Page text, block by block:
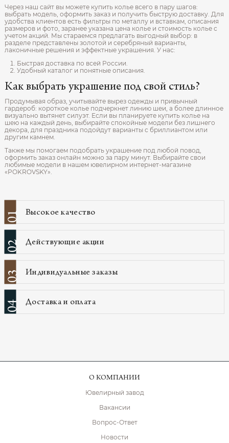
Через наш сайт вы можете купить колье всего в пару шагов:
выбрать модель, оформить заказ и получить быструю доставку. Для
удобства клиентов есть фильтры по металлу и вставкам, описания
размеров и фото, заранее указана цена колье и стоимость колье с
учетом акций. Мы стараемся предлагать выгодный выбор: в
разделе представлены золотой и серебряный варианты,
лаконичные решения и эффектные украшения. У нас:
Быстрая доставка по всей России.
Удобный каталог и понятные описания.
Как выбрать украшение под свой стиль?
Продумывая образ, учитывайте вырез одежды и привычный
гардероб: короткое колье подчеркнет линию шеи, а более длинное
визуально вытянет силуэт. Если вы планируете купить колье на
шею на каждый день, выбирайте спокойные модели без лишнего
декора, для праздника подойдут варианты с бриллиантом или
другим камнем.
Также мы помогаем подобрать украшение под любой повод,
оформить заказ онлайн можно за пару минут. Выбирайте свои
любимые модели в нашем ювелирном интернет‑магазине
«POKROVSKY».
01 Высокое качество
02 Действующие акции
03 Индивидуальные заказы
04 Доставка и оплата
О КОМПАНИИ
Ювелирный завод
Вакансии
Вопрос-Ответ
Новости